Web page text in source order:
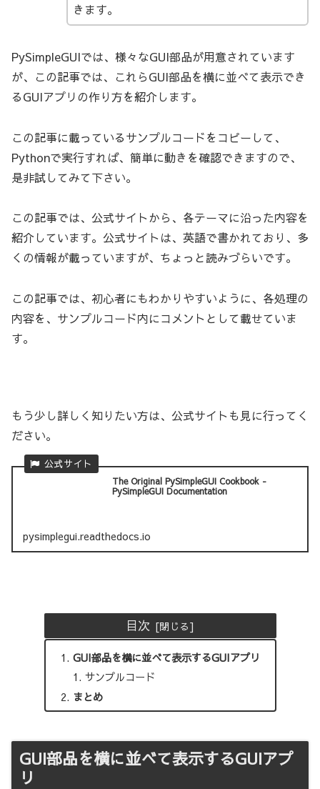
きます。
PySimpleGUIでは、様々なGUI部品が用意されています
が、この記事では、これらGUI部品を横に並べて表示でき
るGUIアプリの作り方を紹介します。
この記事に載っているサンプルコードをコピーして、
Pythonで実行すれば、簡単に動きを確認できますので、
是非試してみて下さい。
この記事では、公式サイトから、各テーマに沿った内容を
紹介しています。公式サイトは、英語で書かれており、多
くの情報が載っていますが、ちょっと読みづらいです。
この記事では、初心者にもわかりやすいように、各処理の
内容を、サンプルコード内にコメントとして載せていま
す。
もう少し詳しく知りたい方は、公式サイトも見に行ってく
ださい。
The Original PySimpleGUI Cookbook -
PySimpleGUI Documentation
pysimplegui.readthedocs.io
目次
GUI部品を横に並べて表示するGUIアプリ
サンプルコード
まとめ
GUI部品を横に並べて表示するGUIアプ
リ